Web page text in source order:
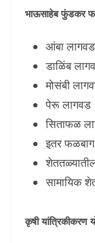
भाऊसाहेब फुंडकर
आंबा लागवड
डाळिंब
मोसंबी
पेरू लागवड
सिताफळ
इतर
सामायिक
कृषी यांत्रिकीकरण